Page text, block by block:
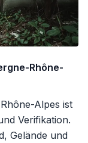
Rhône-
Alpes ist
Verifikation.
Gelände und